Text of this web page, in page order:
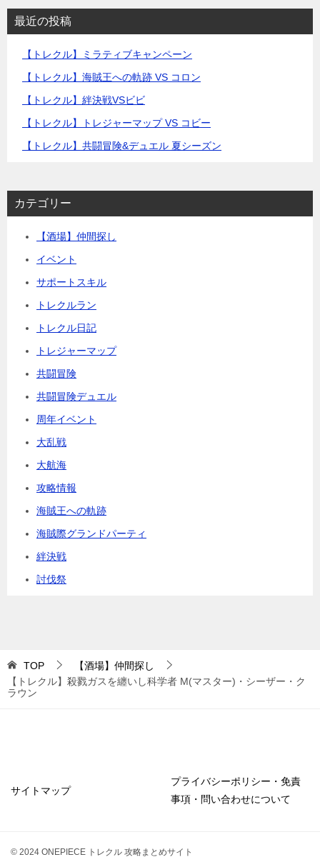
最近の投稿
【トレクル】ミラティブキャンペーン
【トレクル】海賊王への軌跡 VS コロン
【トレクル】絆決戦VSビビ
【トレクル】トレジャーマップ VS コビー
【トレクル】共闘冒険&デュエル 夏シーズン
カテゴリー
【酒場】仲間探し
イベント
サポートスキル
トレクルラン
トレクル日記
トレジャーマップ
共闘冒険
共闘冒険デュエル
周年イベント
大乱戦
大航海
攻略情報
海賊王への軌跡
海賊際グランドパーティ
絆決戦
討伐祭
TOP
【酒場】仲間探し
【トレクル】殺戮ガスを纏いし科学者 M(マスター)・シーザー・ク
ラウン
サイトマップ
プライバシーポリシー・免責
事項・問い合わせについて
© 2024 ONEPIECE トレクル 攻略まとめサイト